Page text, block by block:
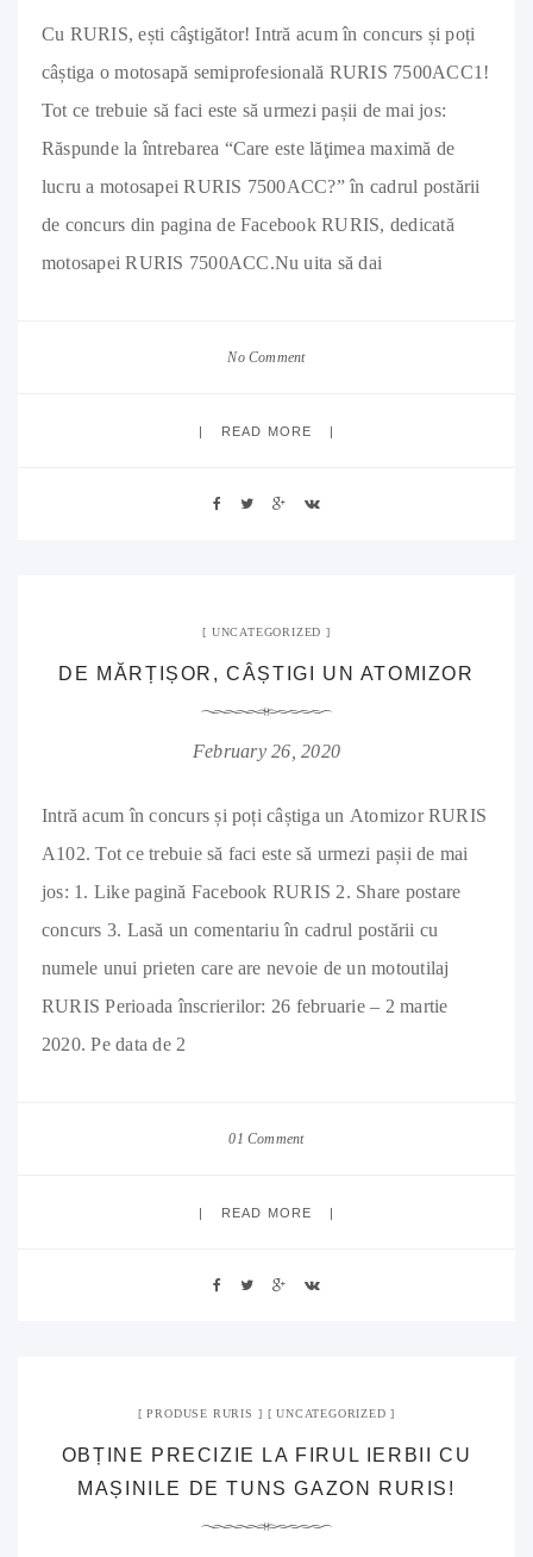
Cu RURIS, ești câştigător! Intră acum în concurs și poți
câștiga o motosapă semiprofesională RURIS 7500ACC1!
Tot ce trebuie să faci este să urmezi pașii de mai jos:
Răspunde la întrebarea “Care este lăţimea maximă de
lucru a motosapei RURIS 7500ACC?” în cadrul postării
de concurs din pagina de Facebook RURIS, dedicată
motosapei RURIS 7500ACC.Nu uita să dai
No Comment
READ MORE
UNCATEGORIZED
DE MĂRȚIȘOR, CÂȘTIGI UN ATOMIZOR
February 26, 2020
Intră acum în concurs și poți câștiga un Atomizor RURIS
A102. Tot ce trebuie să faci este să urmezi pașii de mai
jos: 1. Like pagină Facebook RURIS 2. Share postare
concurs 3. Lasă un comentariu în cadrul postării cu
numele unui prieten care are nevoie de un motoutilaj
RURIS Perioada înscrierilor: 26 februarie – 2 martie
2020. Pe data de 2
01 Comment
READ MORE
PRODUSE RURIS UNCATEGORIZED
OBȚINE PRECIZIE LA FIRUL IERBII CU
MAȘINILE DE TUNS GAZON RURIS!